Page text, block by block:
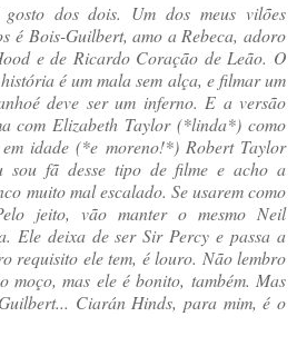
dos dois. Um dos meus vilões
é Bois-Guilbert, amo a Rebeca, adoro
e de Ricardo Coração de Leão. O
é um mala sem alça, e filmar um
deve ser um inferno. E a versão
com Elizabeth Taylor (*linda*) como
idade (*e moreno!*) Robert Taylor
sou fã desse tipo de filme e acho a
muito mal escalado. Se usarem como
jeito, vão manter o mesmo Neil
Ele deixa de ser Sir Percy e passa a
requisito ele tem, é louro. Não lembro
moço, mas ele é bonito, também. Mas
Ciarán Hinds, para mim, é o